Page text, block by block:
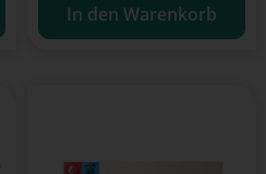
In den Warenkorb